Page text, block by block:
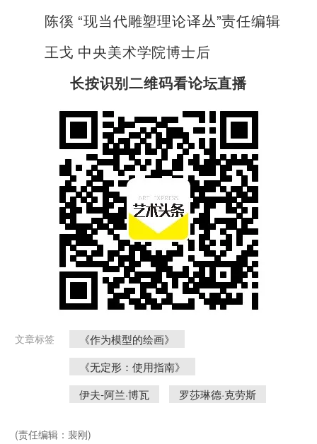
陈徯 “现当代雕塑理论译丛”责任编辑
王戈 中央美术学院博士后
长按识别二维码看论坛直播
文章标签
《作为模型的绘画》
《无定形：使用指南》
伊夫-阿兰·博瓦
罗莎琳德·克劳斯
(责任编辑：裴刚)